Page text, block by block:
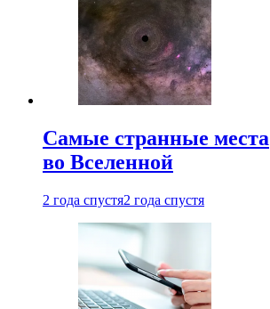
Самые странные места
во Вселенной
2 года спустя2 года спустя